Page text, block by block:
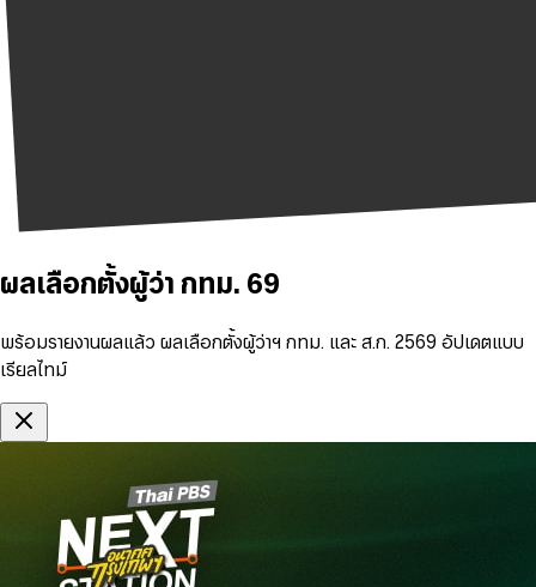
ผลเลือกตั้งผู้ว่า กทม. 69
พร้อมรายงานผลแล้ว ผลเลือกตั้งผู้ว่าฯ กทม. และ ส.ก. 2569 อัปเดตแบบ
เรียลไทม์